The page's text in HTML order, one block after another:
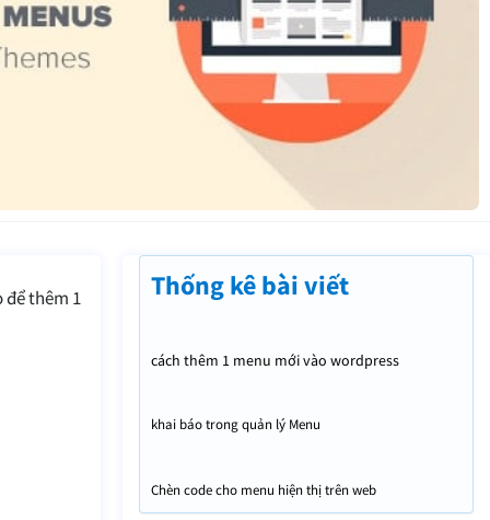
để thêm 1 Thống kê bài viết
cách thêm 1 menu mới vào wordpress
khai báo trong quản lý Menu
Chèn code cho menu hiện thị trên web